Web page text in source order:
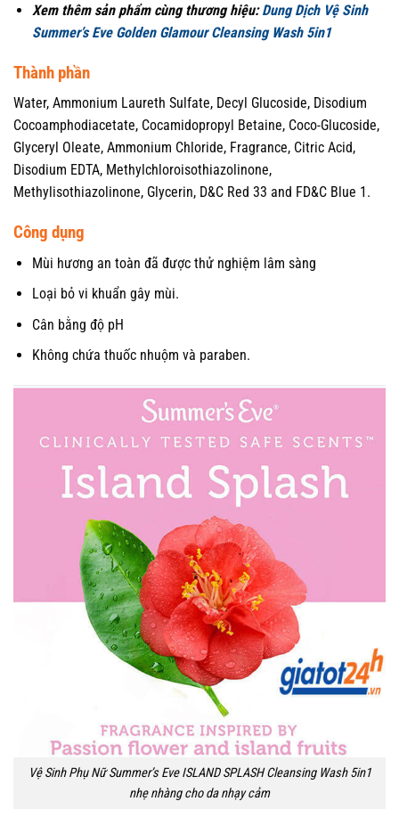
Xem thêm sản phẩm cùng thương hiệu:Dung Dịch Vệ Sinh
Summer’s Eve Golden Glamour Cleansing Wash 5in1
Thành phần
Water, Ammonium Laureth Sulfate, Decyl Glucoside, Disodium
Cocoamphodiacetate, Cocamidopropyl Betaine, Coco-Glucoside,
Glyceryl Oleate, Ammonium Chloride, Fragrance, Citric Acid,
Disodium EDTA, Methylchloroisothiazolinone,
Methylisothiazolinone, Glycerin, D&C Red 33 and FD&C Blue 1.
Công dụng
Mùi hương an toàn đã được thử nghiệm lâm sàng
Loại bỏ vi khuẩn gây mùi.
Cân bằng độ pH
Không chứa thuốc nhuộm và paraben.
Vệ Sinh Phụ Nữ Summer’s Eve ISLAND SPLASH Cleansing Wash 5in1
nhẹ nhàng cho da nhạy cảm